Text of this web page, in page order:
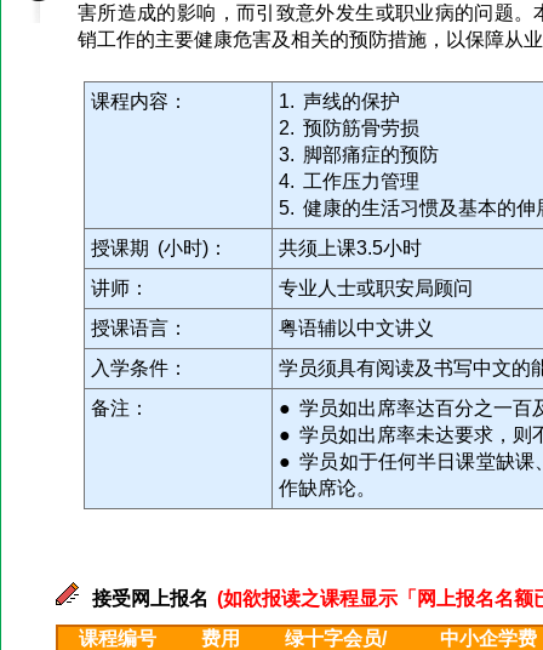
害所造成的影响，而引致意外发生或职业病的问题
销工作的主要健康危害及相关的预防措施，以保障从
课程内容：
1. 声线的保护
2. 预防筋骨劳损
3. 脚部痛症的预防
4. 工作压力管理
5. 健康的生活习惯及基本的伸
授课期 (小时)：
共须上课3.5小时
讲师：
专业人士或职安局顾问
授课语言：
粤语辅以中文讲义
入学条件：
学员须具有阅读及书写中文的
备注：
● 学员如出席率达百分之一百
● 学员如出席率未达要求，则
● 学员如于任何半日课堂缺课
作缺席论。
接受网上报名 (如欲报读之课程显示「网上报名名
课程编号
费用
绿十字会员/
中小企学费